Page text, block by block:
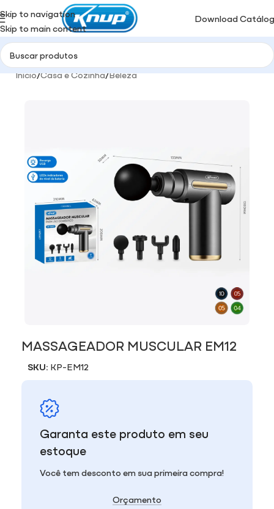
Skip to navigation
Skip to main content
Download
Início/Casa e Cozinha/Beleza
MASSAGEADOR MUSCULAR EM12
SKU: KP-EM12
Garanta este produto em seu
estoque
Você tem desconto em sua primeira compra!
Orçamento